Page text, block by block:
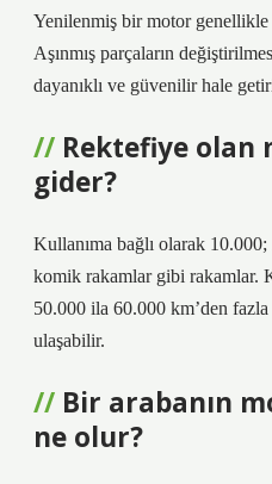
Yenilenmiş bir motor genellikle
Aşınmış parçaların
dayanıklı ve güvenilir hale
Rektefiye olan
gider?
Kullanıma bağlı olarak
komik rakamlar gibi rakamlar.
50.000 ila 60.000 km’den
ulaşabilir.
Bir arabanın
ne olur?